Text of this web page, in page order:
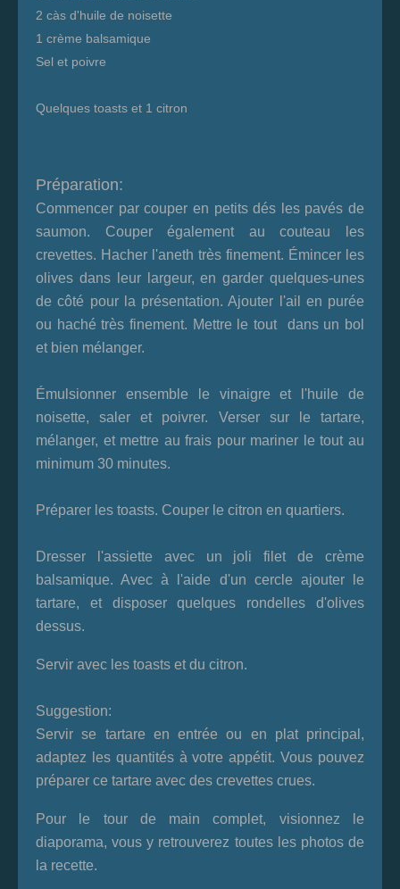
2 càs d'huile de noisette
1 crème balsamique
Sel et poivre
Quelques toasts et 1 citron
Préparation:
Commencer par couper en petits dés les pavés de
saumon. Couper également au couteau les
crevettes. Hacher l'aneth très finement. Émincer les
olives dans leur largeur, en garder quelques-unes
de côté pour la présentation. Ajouter l'ail en purée
ou haché très finement. Mettre le tout dans un bol
et bien mélanger.
Émulsionner ensemble le vinaigre et l'huile de
noisette, saler et poivrer. Verser sur le tartare,
mélanger, et mettre au frais pour mariner le tout au
minimum 30 minutes.
Préparer les toasts. Couper le citron en quartiers.
Dresser l'assiette avec un joli filet de crème
balsamique. Avec à l'aide d'un cercle ajouter le
tartare, et disposer quelques rondelles d'olives
dessus.
Servir avec les toasts et du citron.
Suggestion:
Servir se tartare en entrée ou en plat principal,
adaptez les quantités à votre appétit. Vous pouvez
préparer ce tartare avec des crevettes crues.
Pour le tour de main complet, visionnez le
diaporama, vous y retrouverez toutes les photos de
la recette.